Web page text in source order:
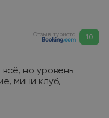
Отзыв туриста 10
но уровень
мини клуб,